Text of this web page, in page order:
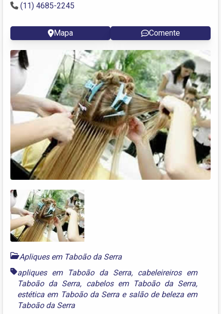
(11) 4685-2245
Mapa Comente
Apliques em Taboão da Serra
apliques em Taboão da Serra, cabeleireiros em
Taboão da Serra, cabelos em Taboão da Serra,
estética em Taboão da Serra e salão de beleza em
Taboão da Serra